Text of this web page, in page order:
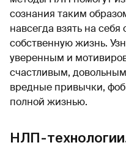
сознания таким
навсегда взять на себя
собственную жизнь.
уверенным и
счастливым,
вредные привычки,
полной жизнью.
НЛП-